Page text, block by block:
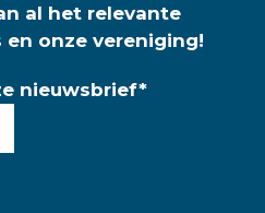
al het relevante
onze vereniging!
nieuwsbrief*